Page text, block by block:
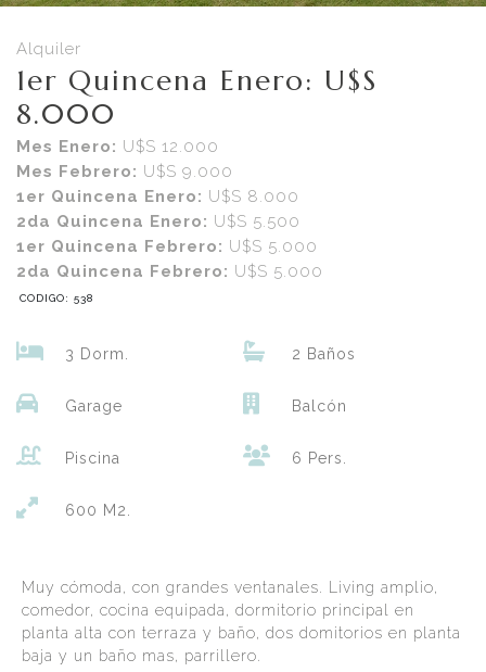
Alquiler
1er Quincena Enero: U$S
8.000
Mes Enero: U$S 12.000
Mes Febrero: U$S 9.000
1er Quincena Enero: U$S 8.000
2da Quincena Enero: U$S 5.500
1er Quincena Febrero: U$S 5.000
2da Quincena Febrero: U$S 5.000
CODIGO: 538
3 Dorm. 2 Baños
Garage Balcón
Piscina 6 Pers.
600 M2.
Muy cómoda, con grandes ventanales. Living amplio,
comedor, cocina equipada, dormitorio principal en
planta alta con terraza y baño, dos domitorios en planta
baja y un baño mas, parrillero.